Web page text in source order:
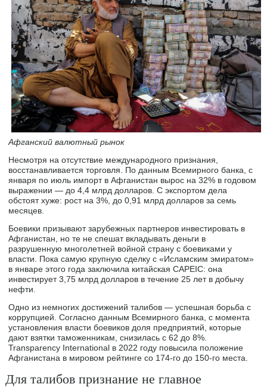
Афганский валютный рынок
Несмотря на отсутствие международного признания,
восстанавливается торговля. По данным Всемирного банка, с
января по июль импорт в Афганистан вырос на 32% в годовом
выражении — до 4,4 млрд долларов. С экспортом дела
обстоят хуже: рост на 3%, до 0,91 млрд долларов за семь
месяцев.
Боевики призывают зарубежных партнеров инвестировать в
Афганистан, но те не спешат вкладывать деньги в
разрушенную многолетней войной страну с боевиками у
власти. Пока самую крупную сделку с «Исламским эмиратом»
в январе этого года заключила китайская CAPEIC: она
инвестирует 3,75 млрд долларов в течение 25 лет в добычу
нефти.
Одно из немногих достижений талибов — успешная борьба с
коррупцией. Согласно данным Всемирного банка, с момента
установления власти боевиков доля предприятий, которые
дают взятки таможенникам, снизилась с 62 до 8%.
Transparency International в 2022 году повысила положение
Афганистана в мировом рейтинге со 174-го до 150-го места.
Для талибов признание не главное